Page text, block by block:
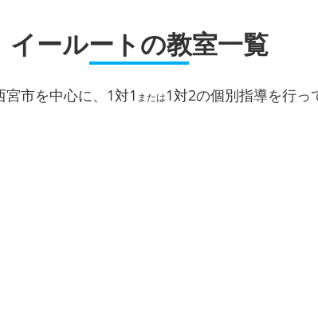
イールートの教室一覧
市を中心に、1対1 または1対2の個別指導を行っ